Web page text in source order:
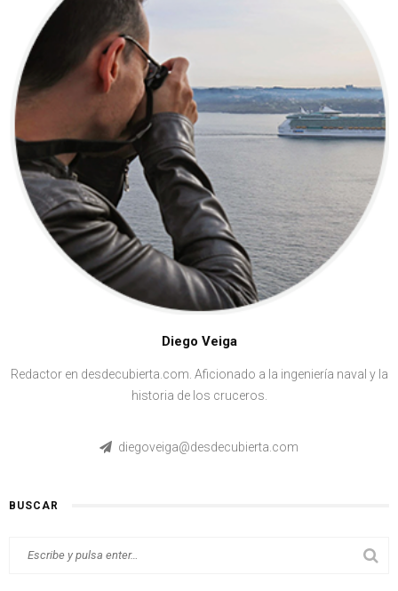
Diego Veiga
Redactor en desdecubierta.com. Aficionado a la ingeniería naval y la
historia de los cruceros.
diegoveiga@desdecubierta.com
BUSCAR